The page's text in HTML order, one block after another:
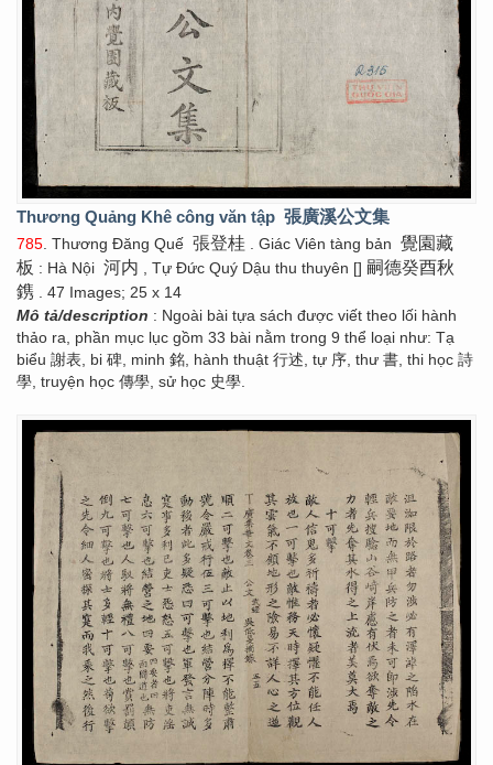
Thương Quảng Khê công văn tập 張廣溪公文集
785. Thương Đăng Quế 張登桂 . Giác Viên tàng bản 覺園藏
板 : Hà Nội 河内 , Tự Đức Quý Dậu thu thuyên [] 嗣德癸酉秋
鎸 . 47 Images; 25 x 14
Mô tả/description : Ngoài bài tựa sách được viết theo lối hành
thảo ra, phần mục lục gồm 33 bài nằm trong 9 thể loại như: Tạ
biểu 謝表, bi 碑, minh 銘, hành thuật 行述, tự 序, thư 書, thi học 詩
學, truyện học 傳學, sử học 史學.